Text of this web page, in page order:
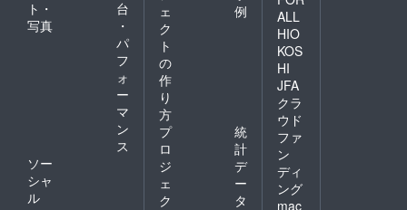
ト・
写真
台
・
パ
フ
ォ
ー
マ
ン
ス
ソー
シャ
ル
ェ
ク
ト
の
作
り
方
例
プ
ロ
ジ
ェ
ク
統
計
デ
ー
タ
ALL
HIO
KOS
HI
JFA
クラ
ウド
ファ
ン
ディ
ング
mac